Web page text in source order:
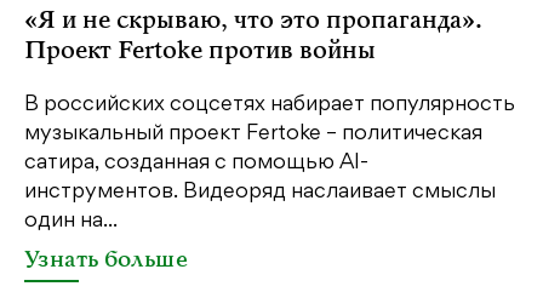
«Я и не скрываю, что это пропаганда».
Проект Fertoke против войны
В российских соцсетях набирает популярность
музыкальный проект Fertoke – политическая
сатира, созданная с помощью AI-
инструментов. Видеоряд наслаивает смыслы
один на...
Узнать больше